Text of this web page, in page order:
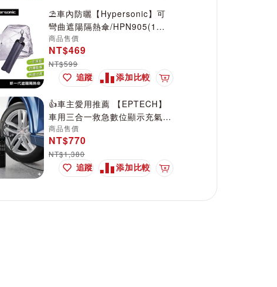
⛱️車內防曬【Hypersonic】可
彎曲遮陽隔熱傘/HPN905(1入)
隔熱防曬 露營 遮陽 折疊遮陽傘
#車百科
商品售價
NT$469
NT$599
加入購物車
追蹤 添加比較
👍車主愛用推薦 【EPTECH】
車用三合一救急數位顯示充氣打
氣機｜胎壓偵測×自動充停×LED
照明
商品售價
NT$770
NT$1,380
加入購物車
追蹤 添加比較